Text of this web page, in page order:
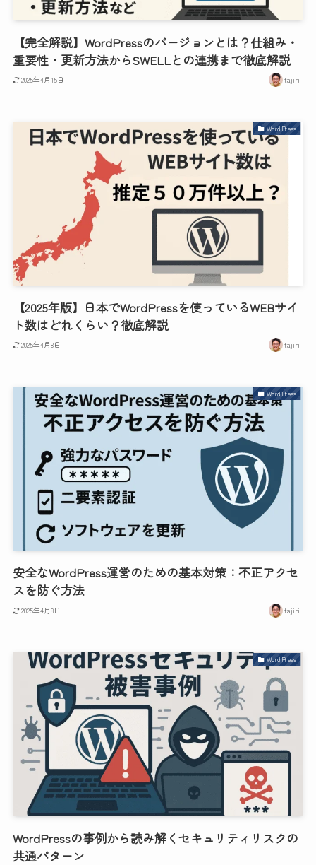
【完全解説】WordPressのバージョンとは？仕組み・
重要性・更新方法からSWELLとの連携まで徹底解説
2025年4月15日 tajiri
WordPress
【2025年版】日本でWordPressを使っているWEBサイ
ト数はどれくらい？徹底解説
2025年4月8日 tajiri
WordPress
安全なWordPress運営のための基本対策：不正アクセ
スを防ぐ方法
2025年4月8日 tajiri
WordPress
WordPressの事例から読み解くセキュリティリスクの
共通パターン